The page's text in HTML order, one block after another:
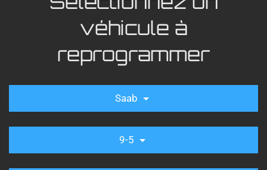
véhicule à
reprogrammer
Saab
9-5